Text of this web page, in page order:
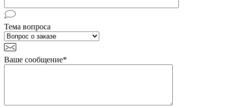
Тема вопроса
Ваше сообщение*